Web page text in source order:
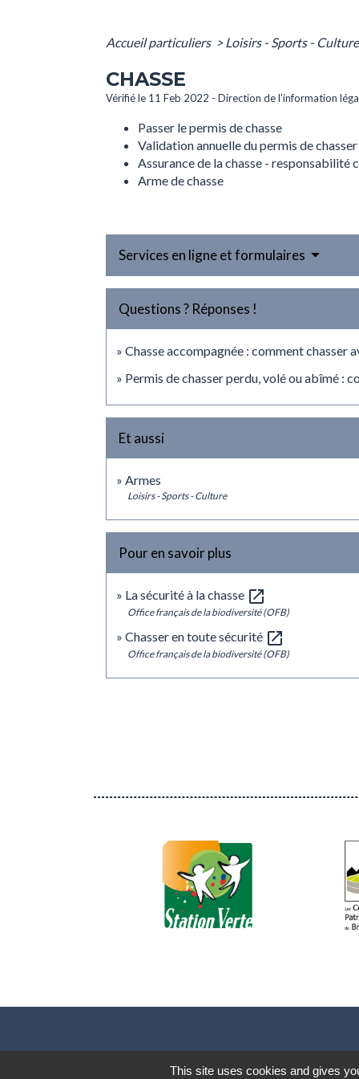
Accueil particuliers > Loisirs - Sports -
CHASSE
Vérifié le 11 Feb 2022 - Direction de l'information
Passer le permis de chasse
Validation annuelle du permis de chasser
Assurance de la chasse - responsabilité
Arme de chasse
Services en ligne et formulaires
Questions ? Réponses !
Chasse accompagnée : comment chasser
Permis de chasser perdu, volé ou abîmé :
Et aussi
Armes
Loisirs - Sports - Culture
Pour en savoir plus
La sécurité à la chasse open_in_new
Office français de la biodiversité (OFB)
Chasser en toute sécurité open_in_new
Office français de la biodiversité (OFB)
This site uses cookies and gives